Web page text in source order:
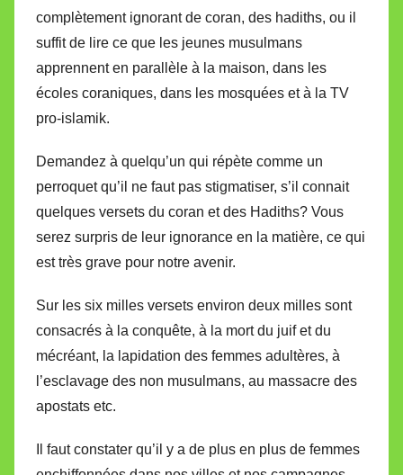
complètement ignorant de coran, des hadiths, ou il
suffit de lire ce que les jeunes musulmans
apprennent en parallèle à la maison, dans les
écoles coraniques, dans les mosquées et à la TV
pro-islamik.
Demandez à quelqu’un qui répète comme un
perroquet qu’il ne faut pas stigmatiser, s’il connait
quelques versets du coran et des Hadiths? Vous
serez surpris de leur ignorance en la matière, ce qui
est très grave pour notre avenir.
Sur les six milles versets environ deux milles sont
consacrés à la conquête, à la mort du juif et du
mécréant, la lapidation des femmes adultères, à
l’esclavage des non musulmans, au massacre des
apostats etc.
Il faut constater qu’il y a de plus en plus de femmes